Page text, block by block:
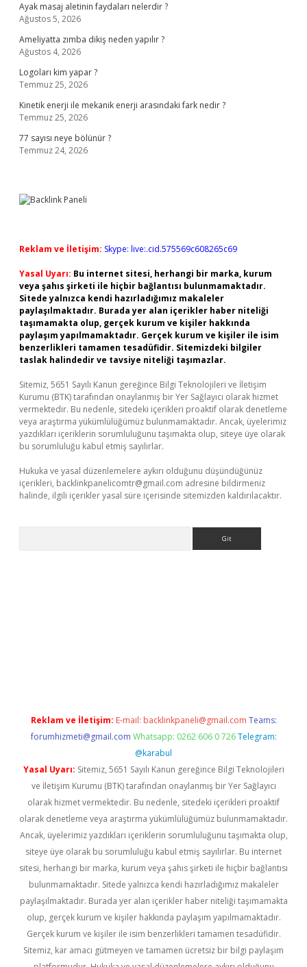
Ayak masaj aletinin faydaları nelerdir ?
Ağustos 5, 2026
Ameliyatta zımba dikiş neden yapılır ?
Ağustos 4, 2026
Logoları kim yapar ?
Temmuz 25, 2026
Kinetik enerji ile mekanik enerji arasındaki fark nedir ?
Temmuz 25, 2026
77 sayısı neye bölünür ?
Temmuz 24, 2026
Reklam ve İletişim: Skype: live:.cid.575569c608265c69
Yasal Uyarı: Bu internet sitesi, herhangi bir marka, kurum
veya şahıs şirketi ile hiçbir bağlantısı bulunmamaktadır.
Sitede yalnızca kendi hazırladığımız makaleler
paylaşılmaktadır. Burada yer alan içerikler haber niteliği
taşımamakta olup, gerçek kurum ve kişiler hakkında
paylaşım yapılmamaktadır. Gerçek kurum ve kişiler ile isim
benzerlikleri tamamen tesadüfidir. Sitemizdeki bilgiler
taslak halindedir ve tavsiye niteliği taşımazlar.
Sitemiz, 5651 Sayılı Kanun gereğince Bilgi Teknolojileri ve İletişim
Kurumu (BTK) tarafından onaylanmış bir Yer Sağlayıcı olarak hizmet
vermektedir. Bu nedenle, sitedeki içerikleri proaktif olarak denetleme
veya araştırma yükümlülüğümüz bulunmamaktadır. Ancak, üyelerimiz
yazdıkları içeriklerin sorumluluğunu taşımakta olup, siteye üye olarak
bu sorumluluğu kabul etmiş sayılırlar.
Hukuka ve yasal düzenlemelere aykırı olduğunu düşündüğünüz
içerikleri, backlinkpanelicomtr@gmail.com adresine bildirmeniz
halinde, ilgili içerikler yasal süre içerisinde sitemizden kaldırılacaktır.
Reklam ve İletişim: E-mail: backlinkpaneli@gmail.com Teams:
forumhizmeti@gmail.com Whatsapp: 0262 606 0 726 Telegram:
@karabul
Yasal Uyarı: Sitemiz, 5651 Sayılı Kanun gereğince Bilgi Teknolojileri
ve İletişim Kurumu (BTK) tarafından onaylanmış bir Yer Sağlayıcı
olarak hizmet vermektedir. Bu nedenle, sitedeki içerikleri proaktif
olarak denetleme veya araştırma yükümlülüğümüz bulunmamaktadır.
Ancak, üyelerimiz yazdıkları içeriklerin sorumluluğunu taşımakta olup,
siteye üye olarak bu sorumluluğu kabul etmiş sayılırlar. Bu internet
sitesi, herhangi bir marka, kurum veya şahıs şirketi ile hiçbir bağlantısı
bulunmamaktadır. Sitede yalnızca kendi hazırladığımız makaleler
paylaşılmaktadır. Burada yer alan içerikler haber niteliği taşımamakta
olup, gerçek kurum ve kişiler hakkında paylaşım yapılmamaktadır.
Gerçek kurum ve kişiler ile isim benzerlikleri tamamen tesadüfidir.
Sitemiz, kar amacı gütmeyen ve tamamen ücretsiz bir bilgi paylaşım